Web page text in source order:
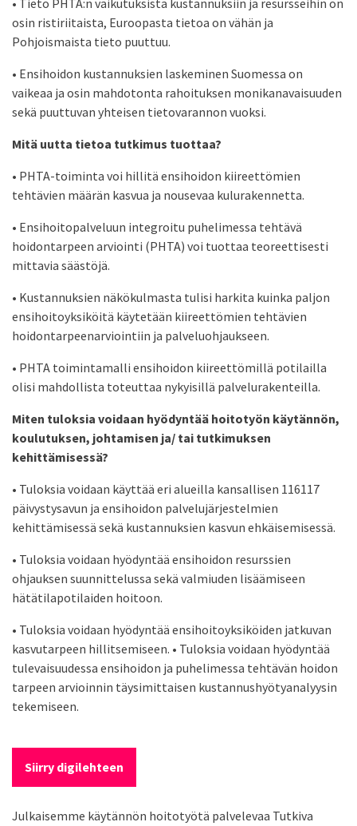
• Tieto PHTA:n vaikutuksista kustannuksiin ja resursseihin on
osin ristiriitaista, Euroopasta tietoa on vähän ja
Pohjoismaista tieto puuttuu.
• Ensihoidon kustannuksien laskeminen Suomessa on
vaikeaa ja osin mahdotonta rahoituksen monikanavaisuuden
sekä puuttuvan yhteisen tietovarannon vuoksi.
Mitä uutta tietoa tutkimus tuottaa?
• PHTA-toiminta voi hillitä ensihoidon kiireettömien
tehtävien määrän kasvua ja nousevaa kulurakennetta.
• Ensihoitopalveluun integroitu puhelimessa tehtävä
hoidontarpeen arviointi (PHTA) voi tuottaa teoreettisesti
mittavia säästöjä.
• Kustannuksien näkökulmasta tulisi harkita kuinka paljon
ensihoitoyksiköitä käytetään kiireettömien tehtävien
hoidontarpeenarviointiin ja palveluohjaukseen.
• PHTA toimintamalli ensihoidon kiireettömillä potilailla
olisi mahdollista toteuttaa nykyisillä palvelurakenteilla.
Miten tuloksia voidaan hyödyntää hoitotyön käytännön,
koulutuksen, johtamisen ja/ tai tutkimuksen
kehittämisessä?
• Tuloksia voidaan käyttää eri alueilla kansallisen 116117
päivystysavun ja ensihoidon palvelujärjestelmien
kehittämisessä sekä kustannuksien kasvun ehkäisemisessä.
• Tuloksia voidaan hyödyntää ensihoidon resurssien
ohjauksen suunnittelussa sekä valmiuden lisäämiseen
hätätilapotilaiden hoitoon.
• Tuloksia voidaan hyödyntää ensihoitoyksiköiden jatkuvan
kasvutarpeen hillitsemiseen. • Tuloksia voidaan hyödyntää
tulevaisuudessa ensihoidon ja puhelimessa tehtävän hoidon
tarpeen arvioinnin täysimittaisen kustannushyötyanalyysin
tekemiseen.
Siirry digilehteen
Julkaisemme käytännön hoitotyötä palvelevaa Tutkiva